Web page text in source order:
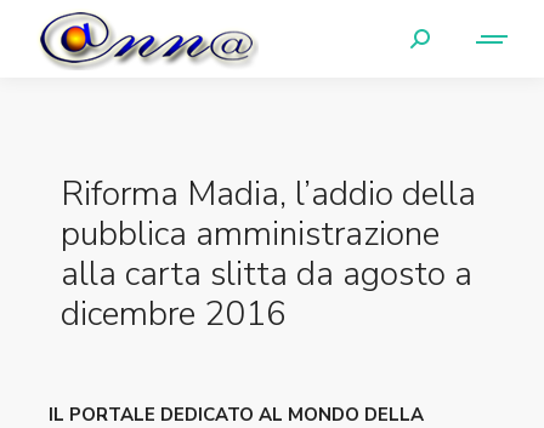
Riforma Madia, l’addio della
pubblica amministrazione
alla carta slitta da agosto a
dicembre 2016
IL PORTALE DEDICATO AL MONDO DELLA